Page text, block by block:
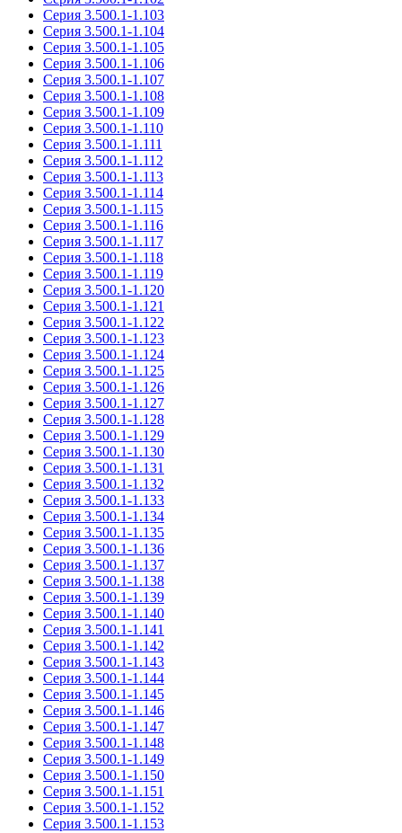
Серия 3.500.1-1.103
Серия 3.500.1-1.104
Серия 3.500.1-1.105
Серия 3.500.1-1.106
Серия 3.500.1-1.107
Серия 3.500.1-1.108
Серия 3.500.1-1.109
Серия 3.500.1-1.110
Серия 3.500.1-1.111
Серия 3.500.1-1.112
Серия 3.500.1-1.113
Серия 3.500.1-1.114
Серия 3.500.1-1.115
Серия 3.500.1-1.116
Серия 3.500.1-1.117
Серия 3.500.1-1.118
Серия 3.500.1-1.119
Серия 3.500.1-1.120
Серия 3.500.1-1.121
Серия 3.500.1-1.122
Серия 3.500.1-1.123
Серия 3.500.1-1.124
Серия 3.500.1-1.125
Серия 3.500.1-1.126
Серия 3.500.1-1.127
Серия 3.500.1-1.128
Серия 3.500.1-1.129
Серия 3.500.1-1.130
Серия 3.500.1-1.131
Серия 3.500.1-1.132
Серия 3.500.1-1.133
Серия 3.500.1-1.134
Серия 3.500.1-1.135
Серия 3.500.1-1.136
Серия 3.500.1-1.137
Серия 3.500.1-1.138
Серия 3.500.1-1.139
Серия 3.500.1-1.140
Серия 3.500.1-1.141
Серия 3.500.1-1.142
Серия 3.500.1-1.143
Серия 3.500.1-1.144
Серия 3.500.1-1.145
Серия 3.500.1-1.146
Серия 3.500.1-1.147
Серия 3.500.1-1.148
Серия 3.500.1-1.149
Серия 3.500.1-1.150
Серия 3.500.1-1.151
Серия 3.500.1-1.152
Серия 3.500.1-1.153